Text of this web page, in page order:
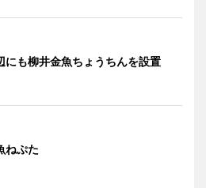
にも柳井金魚ちょうちんを設置
ねぷた